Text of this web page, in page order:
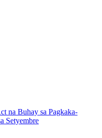
na Buhay sa Pagkaka-
Setyembre